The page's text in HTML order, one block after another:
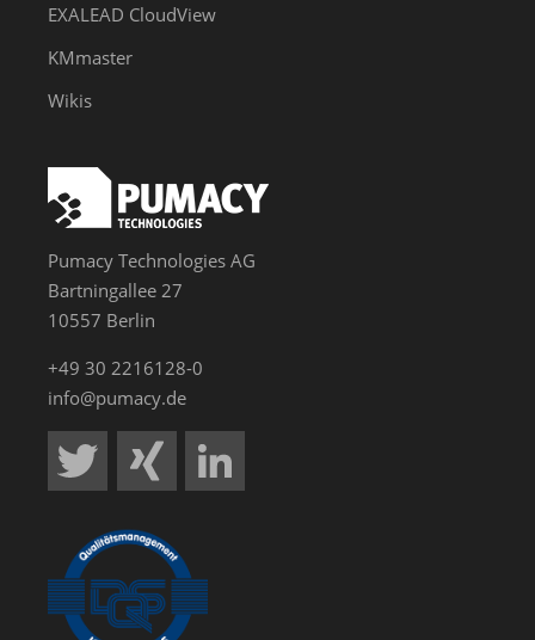
EXALEAD CloudView
KMmaster
Wikis
Pumacy Technologies AG
Bartningallee 27
10557 Berlin
+49 30 2216128-0
info@pumacy.de